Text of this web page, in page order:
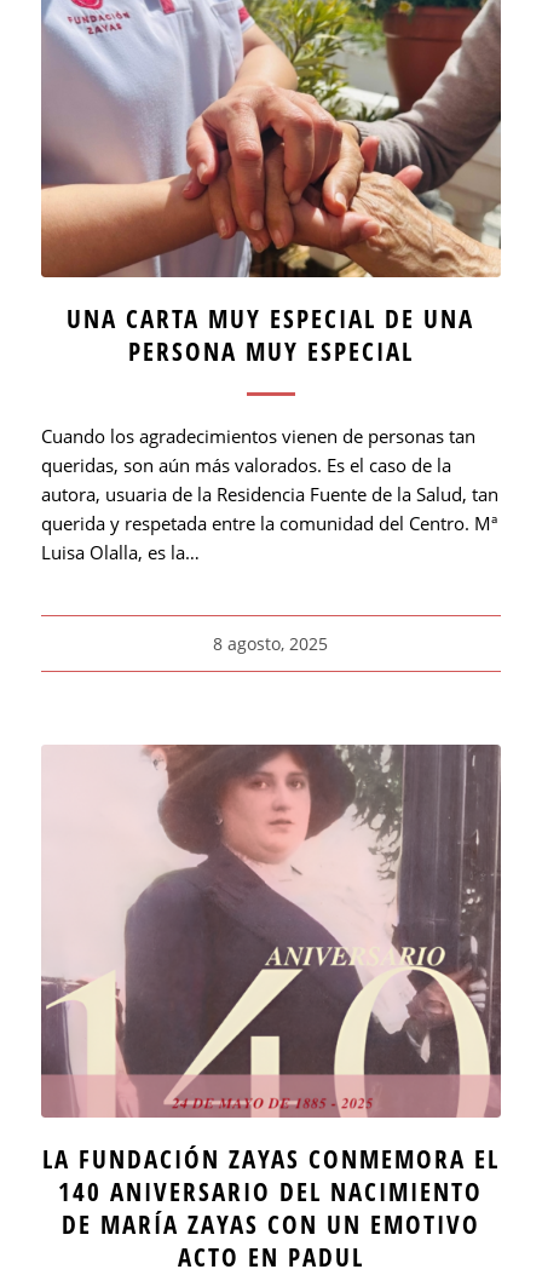
UNA CARTA MUY ESPECIAL DE UNA
PERSONA MUY ESPECIAL
Cuando los agradecimientos vienen de personas tan
queridas, son aún más valorados. Es el caso de la
autora, usuaria de la Residencia Fuente de la Salud, tan
querida y respetada entre la comunidad del Centro. Mª
Luisa Olalla, es la…
8 agosto, 2025
LA FUNDACIÓN ZAYAS CONMEMORA EL
140 ANIVERSARIO DEL NACIMIENTO
DE MARÍA ZAYAS CON UN EMOTIVO
ACTO EN PADUL